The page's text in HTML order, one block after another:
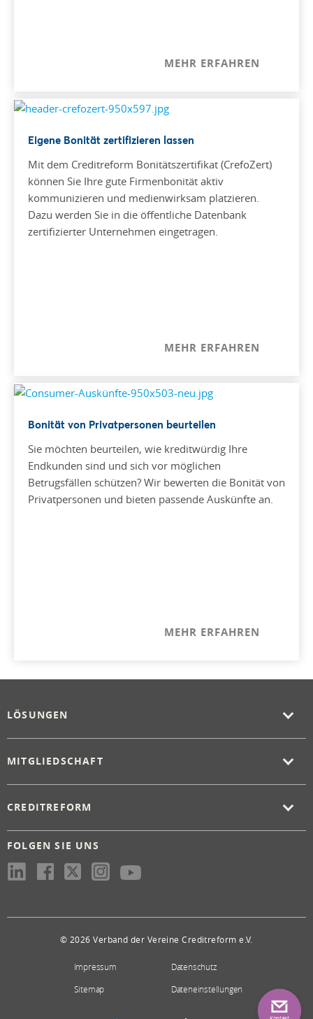
MEHR ERFAHREN
Eigene Bonität zertifizieren lassen
Mit dem Creditreform Bonitätszertifikat (CrefoZert)
können Sie Ihre gute Firmenbonität aktiv
kommunizieren und medienwirksam platzieren.
Dazu werden Sie in die öffentliche Datenbank
zertifizierter Unternehmen eingetragen.
MEHR ERFAHREN
Bonität von Privatpersonen beurteilen
Sie möchten beurteilen, wie kreditwürdig Ihre
Endkunden sind und sich vor möglichen
Betrugsfällen schützen? Wir bewerten die Bonität von
Privatpersonen und bieten passende Auskünfte an.
MEHR ERFAHREN
LÖSUNGEN
MITGLIEDSCHAFT
CREDITREFORM
FOLGEN SIE UNS
© 2026 Verband der Vereine Creditreform e.V.
Impressum
Datenschutz
Sitemap
Dateneinstellungen